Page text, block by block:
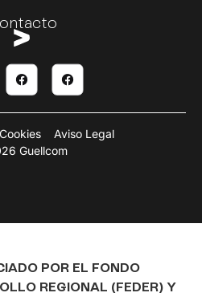
Guellcom
Cookies Aviso Legal
POR EL FONDO
REGIONAL (FEDER) Y